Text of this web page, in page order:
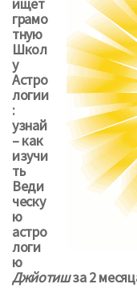
ищет
грамо
тную
Школ
у
Астро
логии
:
узнай
– как
изучи
ть
Веди
ческу
ю
астро
логи
ю
Джйотишза 2